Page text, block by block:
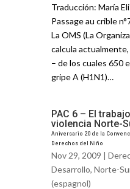
Traducción: María
Passage au crible
La OMS (La
calcula
– de los cuales 650
gripe A (H1N1)…
PAC 6 – El
violencia Norte-
Aniversario 20 de la
Derechos del Niño
Nov 29, 2009 |
Desarrollo, Norte-
(espagnol)